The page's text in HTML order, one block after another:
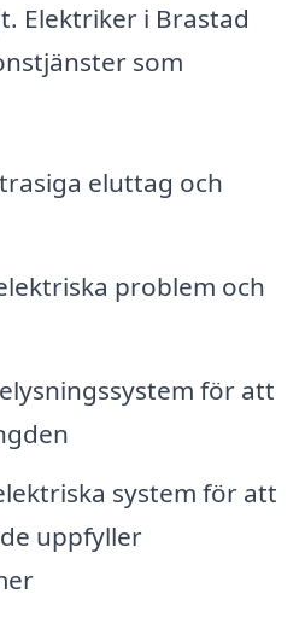
Elektriker i Brastad
som
eluttag och
problem och
för att
system för att
uppfyller